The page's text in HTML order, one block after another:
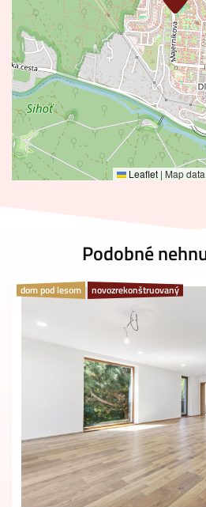
Leaflet | Map
Podobné
dom pod lesom novozrekonštruovaný